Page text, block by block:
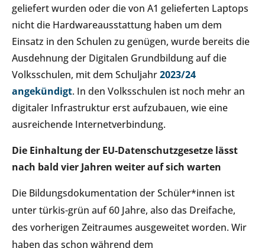
geliefert wurden oder die von A1 gelieferten Laptops
nicht die Hardwareausstattung haben um dem
Einsatz in den Schulen zu genügen, wurde bereits die
Ausdehnung der Digitalen Grundbildung auf die
Volksschulen, mit dem Schuljahr2023/24
angekündigt. In den Volksschulen ist noch mehr an
digitaler Infrastruktur erst aufzubauen, wie eine
ausreichende Internetverbindung.
Die Einhaltung der EU-Datenschutzgesetze lässt
nach bald vier Jahren weiter auf sich warten
Die Bildungsdokumentation der Schüler*innen ist
unter türkis-grün auf 60 Jahre, also das Dreifache,
des vorherigen Zeitraumes ausgeweitet worden. Wir
haben das schon während dem